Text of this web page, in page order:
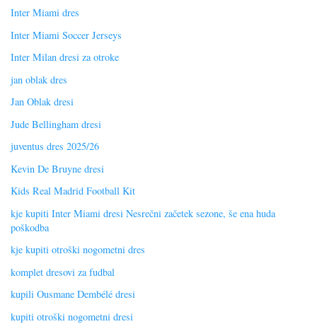
Inter Miami dres
Inter Miami Soccer Jerseys
Inter Milan dresi za otroke
jan oblak dres
Jan Oblak dresi
Jude Bellingham dresi
juventus dres 2025/26
Kevin De Bruyne dresi
Kids Real Madrid Football Kit
kje kupiti Inter Miami dresi Nesrečni začetek sezone, še ena huda
poškodba
kje kupiti otroški nogometni dres
komplet dresovi za fudbal
kupili Ousmane Dembélé dresi
kupiti otroški nogometni dresi